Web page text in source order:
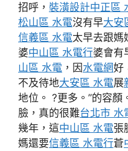
招呼， 裝潢設計中正區
松山區 水電沒有早大安
信義區 水電太早去跟媽
婆中山區 水電行婆會有
山區 水電 ，因水電網好
不及待地大安區 水電展
地位。 ?更多。”的容顏
臉，真的很難台北市 水
幾年，這中山區 水電張
媽還要信義區 水電行蒼